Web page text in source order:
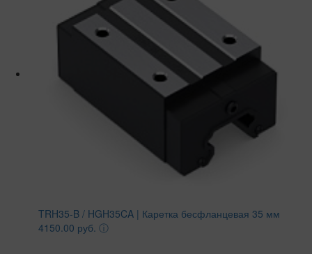
TRH35-B / HGH35CA | Каретка бесфланцевая 35 мм
4150.00 руб. ⓘ